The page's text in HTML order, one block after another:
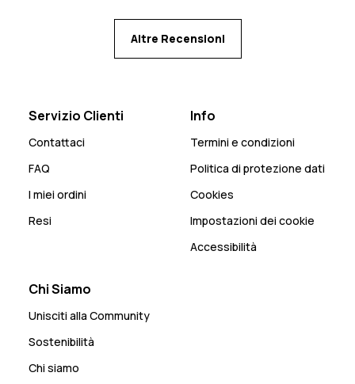
Altre Recensioni
Servizio Clienti
Contattaci
FAQ
I miei ordini
Resi
Info
Termini e condizioni
Politica di protezione dati
Cookies
Impostazioni dei cookie
Accessibilità
Chi Siamo
Unisciti alla Community
Sostenibilità
Chi siamo